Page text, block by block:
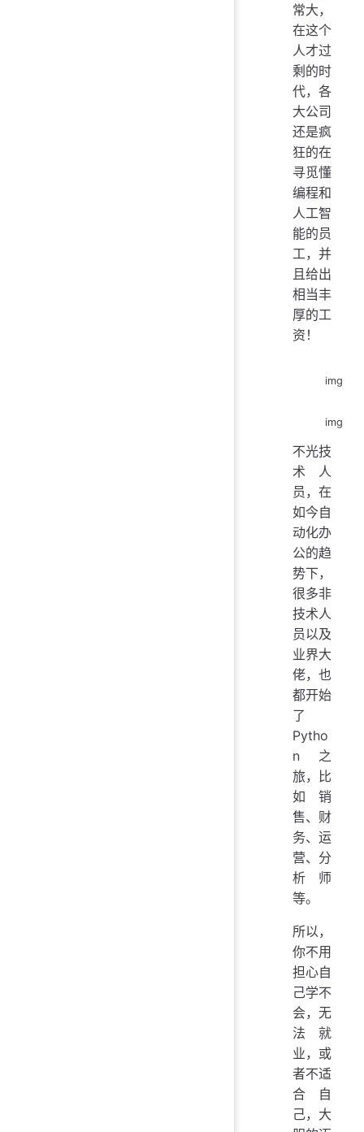
常大，
在这个
人才过
剩的时
代，各
大公司
还是疯
狂的在
寻觅懂
编程和
人工智
能的员
工，并
且给出
相当丰
厚的工
资！
img
img
不光技
术人
员，在
如今自
动化办
公的趋
势下，
很多非
技术人
员以及
业界大
佬，也
都开始
了
Pytho
n 之
旅，比
如销
售、财
务、运
营、分
析师
等。
所以，
你不用
担心自
己学不
会，无
法就
业，或
者不适
合自
己，大